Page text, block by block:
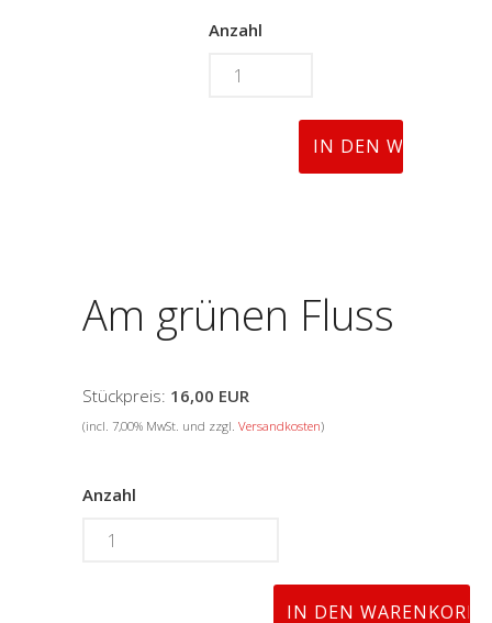
Anzahl
Am grünen Fluss
Stückpreis: 16,00 EUR
(incl. 7,00% MwSt. und zzgl. Versandkosten)
Anzahl